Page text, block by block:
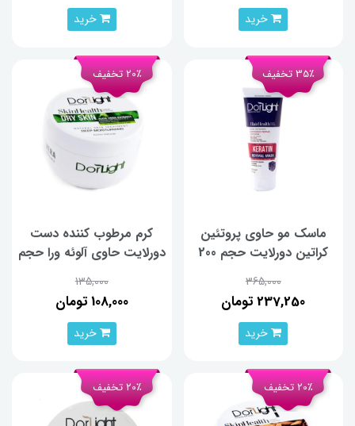
خرید خرید
ماسک مو حاوی پروتئین
کراتین دورلایت حجم 200
میلی لیتر
365,000
237,250 تومان
35٪ تخفیف
خرید
کرم مرطوب کننده دست
دورلایت حاوی آلوئه ورا حجم
135,000
108,000 تومان
20٪ تخفیف
خرید
20٪ تخفیف 20٪ تخفیف